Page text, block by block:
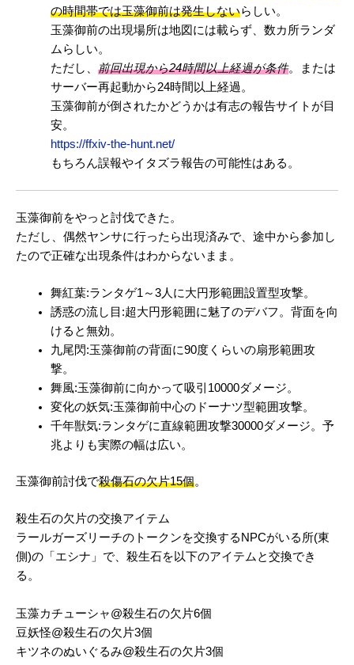
の時間帯では玉藻御前は発生しないらしい。
玉藻御前の出現場所は地図には載らず、数カ所ランダ
ムらしい。
ただし、 前回出現から24時間以上経過が条件。または
サーバー再起動から24時間以上経過。
玉藻御前が倒されたかどうかは有志の報告サイトが目
安。
https://ffxiv-the-hunt.net/
もちろん誤報やイタズラ報告の可能性はある。
玉藻御前をやっと討伐できた。
ただし、偶然ヤンサに行ったら出現済みで、途中から参加し
たので正確な出現条件はわからないまま。
舞紅葉:ランタゲ1～3人に大円形範囲設置型攻撃。
誘惑の流し目:超大円形範囲に魅了のデバフ。背面を向
けると無効。
九尾閃:玉藻御前の背面に90度くらいの扇形範囲攻
撃。
舞風:玉藻御前に向かって吸引10000ダメージ。
変化の妖気:玉藻御前中心のドーナツ型範囲攻撃。
千年獣気:ランタゲに直線範囲攻撃30000ダメージ。予
兆よりも実際の幅は広い。
玉藻御前討伐で殺傷石の欠片15個。
殺生石の欠片の交換アイテム
ラールガーズリーチのトークンを交換するNPCがいる所(東
側)の「エシナ」で、殺生石を以下のアイテムと交換でき
る。
玉藻カチューシャ@殺生石の欠片6個
豆妖怪@殺生石の欠片3個
キツネのぬいぐるみ@殺生石の欠片3個